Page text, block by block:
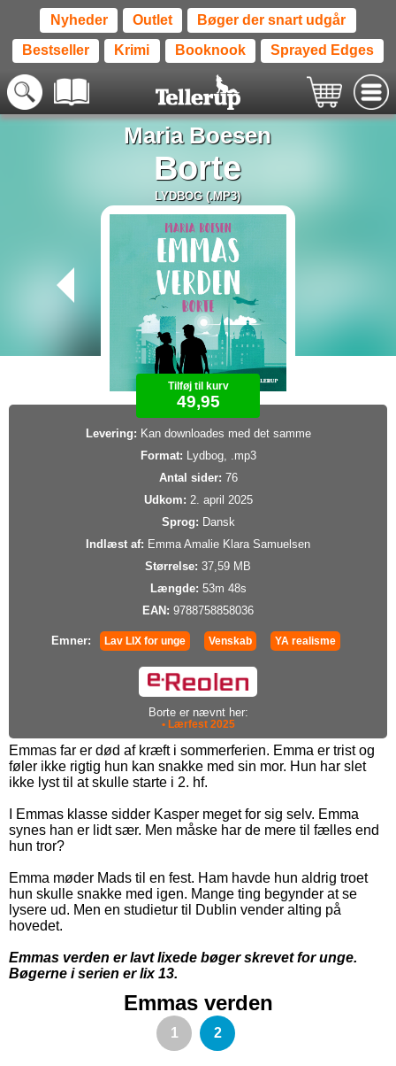
Nyheder Outlet Bøger der snart udgår
Bestseller Krimi Booknook Sprayed Edges
Maria Boesen
Borte
LYDBOG (.MP3)
Tilføj til kurv
49,95
Levering: Kan downloades med det samme
Format: Lydbog, .mp3
Antal sider: 76
Udkom: 2. april 2025
Sprog: Dansk
Indlæst af: Emma Amalie Klara Samuelsen
Størrelse: 37,59 MB
Længde: 53m 48s
EAN: 9788758858036
Emner: Lav LIX for unge Venskab YA realisme
Borte er nævnt her:
• Lærfest 2025
Emmas far er død af kræft i sommerferien. Emma er trist og
føler ikke rigtig hun kan snakke med sin mor. Hun har slet
ikke lyst til at skulle starte i 2. hf.
I Emmas klasse sidder Kasper meget for sig selv. Emma
synes han er lidt sær. Men måske har de mere til fælles end
hun tror?
Emma møder Mads til en fest. Ham havde hun aldrig troet
hun skulle snakke med igen. Mange ting begynder at se
lysere ud. Men en studietur til Dublin vender alting på
hovedet.
Emmas verden er lavt lixede bøger skrevet for unge.
Bøgerne i serien er lix 13.
Emmas verden
1 2